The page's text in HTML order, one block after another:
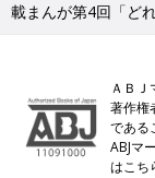
載まんが第4回「ど
ＡＢＪ
著作権
である
ABJマ
はこ